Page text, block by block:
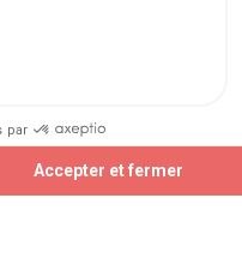
par
Accepter et fermer
sécurisés